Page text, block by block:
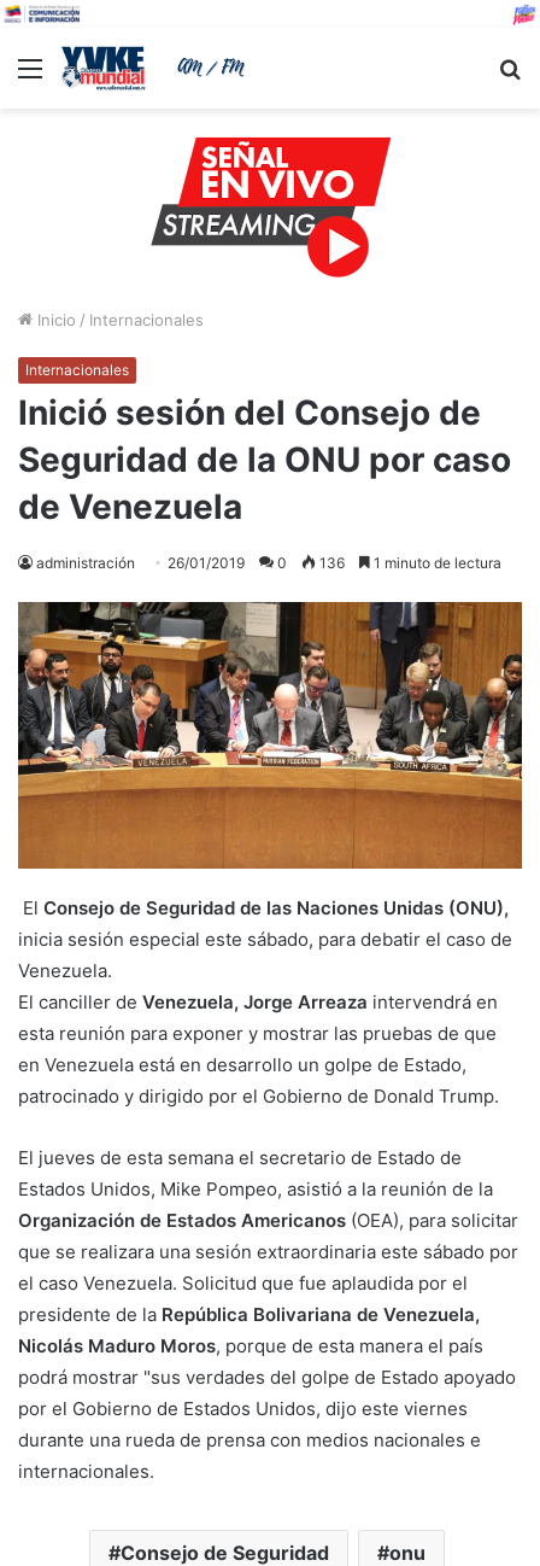
Menu
Inicio / Internacionales
Internacionales
Inició sesión del Consejo de
Seguridad de la ONU por caso
de Venezuela
administración 26/01/2019 0 136 1 minuto de lectura
El Consejo de Seguridad de las Naciones Unidas (ONU),
inicia sesión especial este sábado, para debatir el caso de
Venezuela.
El canciller de Venezuela, Jorge Arreaza intervendrá en
esta reunión para exponer y mostrar las pruebas de que
en Venezuela está en desarrollo un golpe de Estado,
patrocinado y dirigido por el Gobierno de Donald Trump.
El jueves de esta semana el secretario de Estado de
Estados Unidos, Mike Pompeo, asistió a la reunión de la
Organización de Estados Americanos (OEA), para solicitar
que se realizara una sesión extraordinaria este sábado por
el caso Venezuela. Solicitud que fue aplaudida por el
presidente de la República Bolivariana de Venezuela,
Nicolás Maduro Moros, porque de esta manera el país
podrá mostrar "sus verdades del golpe de Estado apoyado
por el Gobierno de Estados Unidos, dijo este viernes
durante una rueda de prensa con medios nacionales e
internacionales.
Consejo de Seguridad onu